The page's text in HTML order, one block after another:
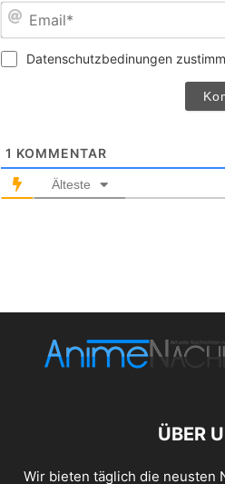
Datenschutzbedinungen
1 KOMMENTAR
Älteste
ÜBER
Wir bieten täglich die neusten